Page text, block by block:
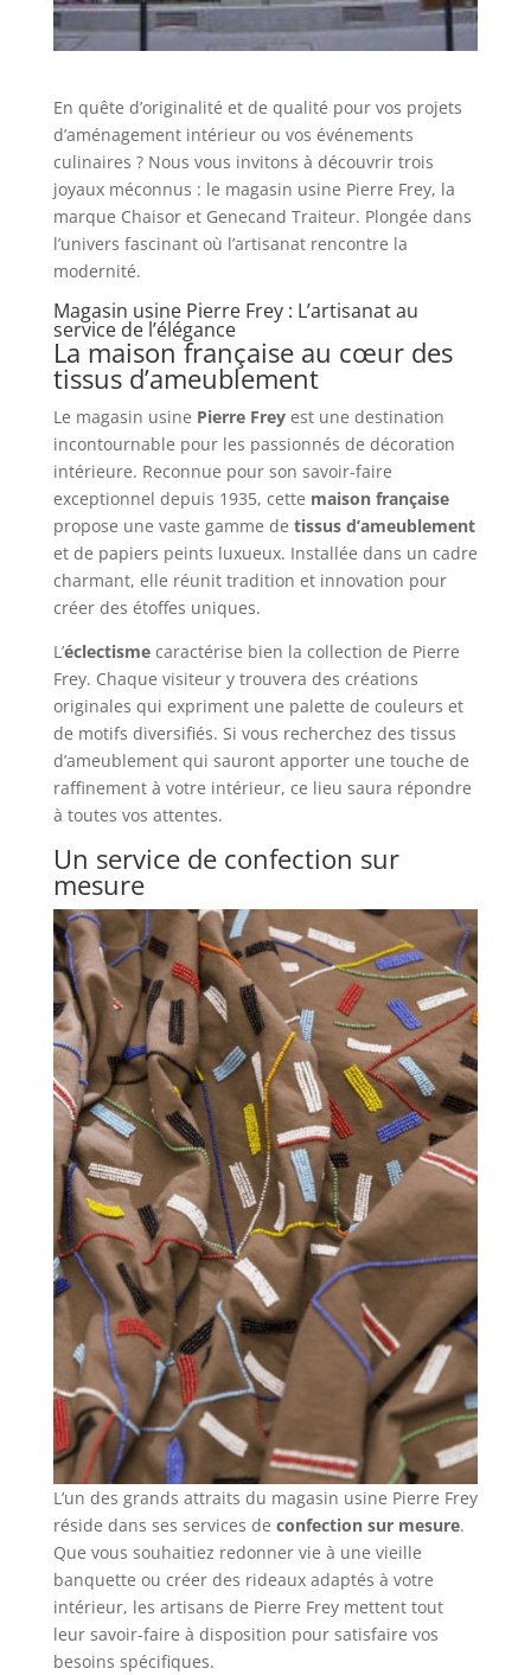
En quête d’originalité et de qualité pour vos projets
d’aménagement intérieur ou vos événements
culinaires ? Nous vous invitons à découvrir trois
joyaux méconnus : le magasin usine Pierre Frey, la
marque Chaisor et Genecand Traiteur. Plongée dans
l’univers fascinant où l’artisanat rencontre la
modernité.
Magasin usine Pierre Frey : L’artisanat au
service de l’élégance
La maison française au cœur des
tissus d’ameublement
Le magasin usine Pierre Freyest une destination
incontournable pour les passionnés de décoration
intérieure. Reconnue pour son savoir-faire
exceptionnel depuis 1935, cette maison française
propose une vaste gamme de tissus d’ameublement
et de papiers peints luxueux. Installée dans un cadre
charmant, elle réunit tradition et innovation pour
créer des étoffes uniques.
L’éclectismecaractérise bien la collection de Pierre
Frey. Chaque visiteur y trouvera des créations
originales qui expriment une palette de couleurs et
de motifs diversifiés. Si vous recherchez des tissus
d’ameublement qui sauront apporter une touche de
raffinement à votre intérieur, ce lieu saura répondre
à toutes vos attentes.
Un service de confection sur
mesure
L’un des grands attraits du magasin usine Pierre Frey
réside dans ses services de confection sur mesure.
Que vous souhaitiez redonner vie à une vieille
banquette ou créer des rideaux adaptés à votre
intérieur, les artisans de Pierre Frey mettent tout
leur savoir-faire à disposition pour satisfaire vos
besoins spécifiques.